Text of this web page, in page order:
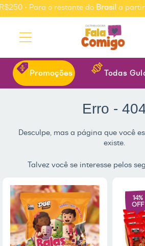
• Para o restante doBrasila partir
Promoções Todas
Erro -
Desculpe, mas a página que você
existe.
Talvez você se interesse pelos
14%
OFF